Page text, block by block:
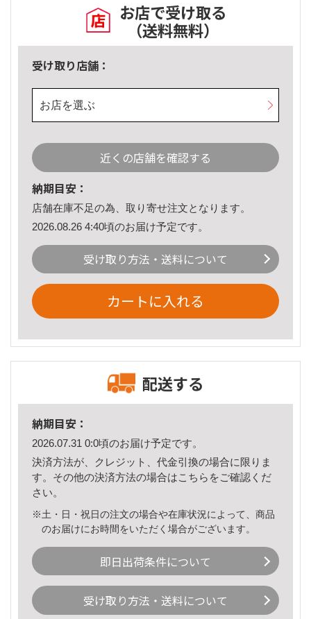
お店で受け取る
（送料無料）
受け取り店舗：
お店を選ぶ
近くの店舗を確認する
納期目安：
店舗在庫不足の為、取り寄せ注文となります。
2026.08.26 4:40頃のお届け予定です。
受け取り方法・送料について
カートに入れる
配送する
納期目安：
2026.07.31 0:0頃のお届け予定です。
決済方法が、クレジット、代金引換の場合に限りま
す。その他の決済方法の場合はこちら をご確認くだ
さい。
※土・日・祝日の注文の場合や在庫状況によって、商品
のお届けにお時間をいただく場合がございます。
即日出荷条件について
受け取り方法・送料について